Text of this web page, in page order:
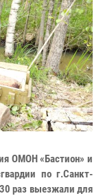
ОМОН «Бастион» и
по г.Санкт-
раз выезжали для